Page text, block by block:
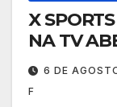
X
NA TV
6 DE
F